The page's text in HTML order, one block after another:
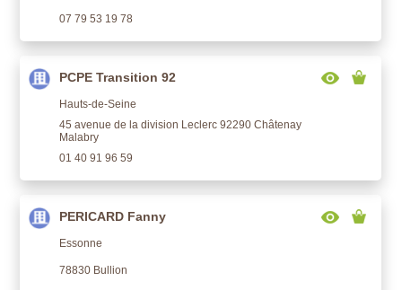
07 79 53 19 78
PCPE Transition 92
Hauts-de-Seine
45 avenue de la division Leclerc 92290 Châtenay
Malabry
01 40 91 96 59
PERICARD Fanny
Essonne
78830 Bullion